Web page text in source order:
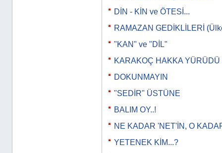
DİN - KİN ve ÖTESİ...
RAMAZAN GEDİKLİLERİ
"KAN" ve "DİL"
KARAKOÇ HAKKA YÜRÜDÜ
DOKUNMAYIN
"SEDİR" ÜSTÜNE
BALIM OY..!
NE KADAR 'NET'İN, O
YETENEK KİM...?